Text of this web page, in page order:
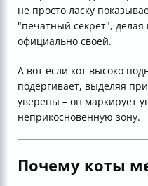
не просто ласку
"печатный секрет",
официально своей.
А вот если кот высоко
подергивает, выделяя
уверены – он маркирует
неприкосновенную зону.
Почему коты